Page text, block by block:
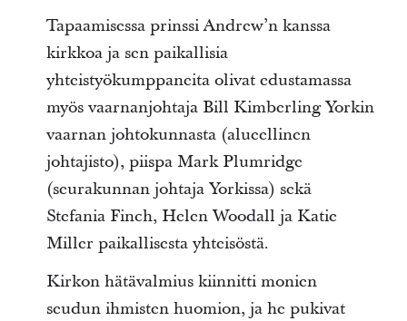
Tapaamisessa prinssi Andrew’n kanssa
kirkkoa ja sen paikallisia
yhteistyökumppaneita olivat edustamassa
myös vaarnanjohtaja Bill Kimberling Yorkin
vaarnan johtokunnasta (alueellinen
johtajisto), piispa Mark Plumridge
(seurakunnan johtaja Yorkissa) sekä
Stefania Finch, Helen Woodall ja Katie
Miller paikallisesta yhteisöstä.
Kirkon hätävalmius kiinnitti monien
seudun ihmisten huomion, ja he pukivat